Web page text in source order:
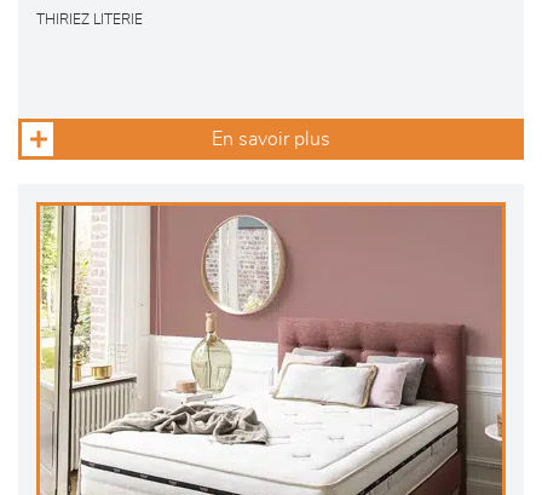
THIRIEZ LITERIE
En savoir plus